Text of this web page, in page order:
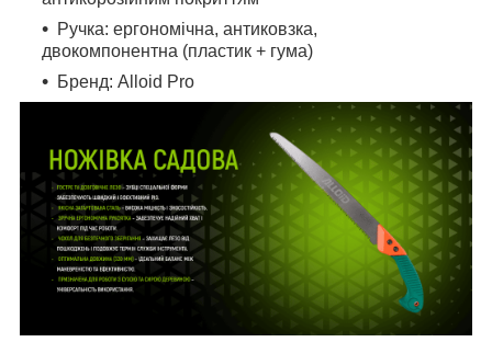
Ручка: ергономічна, антиковзка,
двокомпонентна (пластик + гума)
Бренд: Alloid Pro